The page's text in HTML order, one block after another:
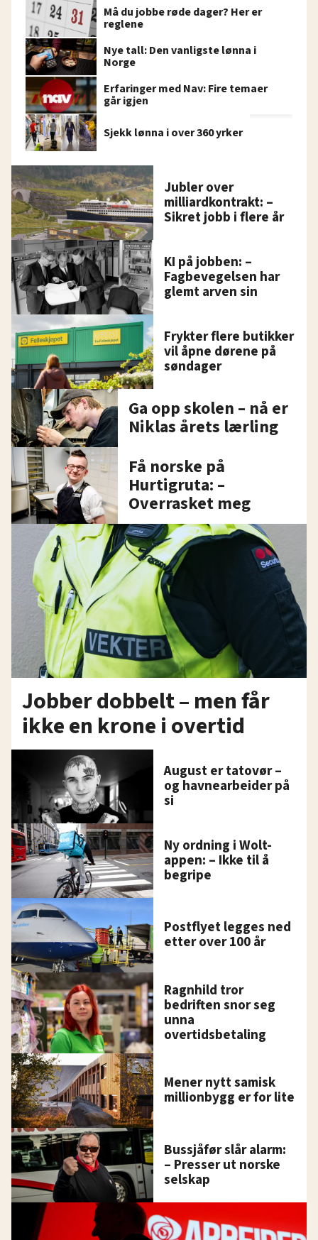
Må du jobbe røde dager? Her er
reglene
Nye tall: Den vanligste lønna i
Norge
Erfaringer med Nav: Fire temaer
går igjen
Sjekk lønna i over 360 yrker
Jubler over
milliardkontrakt: –
Sikret jobb i flere år
KI på jobben: –
Fagbevegelsen har
glemt arven sin
Frykter flere butikker
vil åpne dørene på
søndager
Ga opp skolen – nå er
Niklas årets lærling
Få norske på
Hurtigruta: –
Overrasket meg
Jobber dobbelt – men får
ikke en krone i overtid
August er tatovør –
og havnearbeider på
si
Ny ordning i Wolt-
appen: – Ikke til å
begripe
Postflyet legges ned
etter over 100 år
Ragnhild tror
bedriften snor seg
unna
overtidsbetaling
Mener nytt samisk
millionbygg er for lite
Bussjåfør slår alarm:
– Presser ut norske
selskap